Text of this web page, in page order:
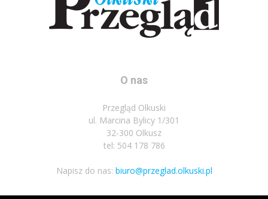
O nas
Przegląd Olkuski
ul. Marcina Bylicy 1/301
32-300 Olkusz
tel: 504 178 786
Napisz do nas: biuro@przeglad.olkuski.pl